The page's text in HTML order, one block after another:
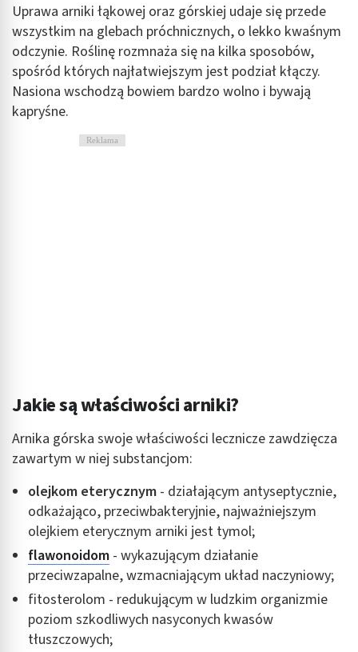
Uprawa arniki łąkowej oraz górskiej udaje się przede
wszystkim na glebach próchnicznych, o lekko kwaśnym
odczynie. Roślinę rozmnaża się na kilka sposobów,
spośród których najłatwiejszym jest podział kłączy.
Nasiona wschodzą bowiem bardzo wolno i bywają
kapryśne.
Reklama
Jakie są właściwości arniki?
Arnika górska swoje właściwości lecznicze zawdzięcza
zawartym w niej substancjom:
olejkom eterycznym - działającym antyseptycznie,
odkażająco, przeciwbakteryjnie, najważniejszym
olejkiem eterycznym arniki jest tymol;
flawonoidom - wykazującym działanie
przeciwzapalne, wzmacniającym układ naczyniowy;
fitosterolom - redukującym w ludzkim organizmie
poziom szkodliwych nasyconych kwasów
tłuszczowych;